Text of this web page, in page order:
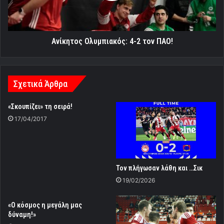
Ανίκητος Ολυμπιακός: 4-2 τον ΠΑΟ!
Σχετικά Άρθρα
«Σκουπίζει» τη σειρά!
17/04/2017
Toν πλήγωσαν λάθη και …Σικ
19/02/2026
«Ο κόσμος η μεγάλη μας
δύναμη!»